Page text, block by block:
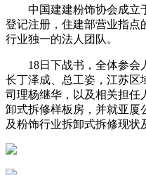
中国建建粉饰协会成立于
登记注册，住建部营业指点
行业独一的法人团队。
18日下战书，全体参会
长丁泽成、总工姿，江苏区
司理杨继华，以及相关担任
卸式拆修样板房，并就亚厦
及粉饰行业拆卸式拆修现状